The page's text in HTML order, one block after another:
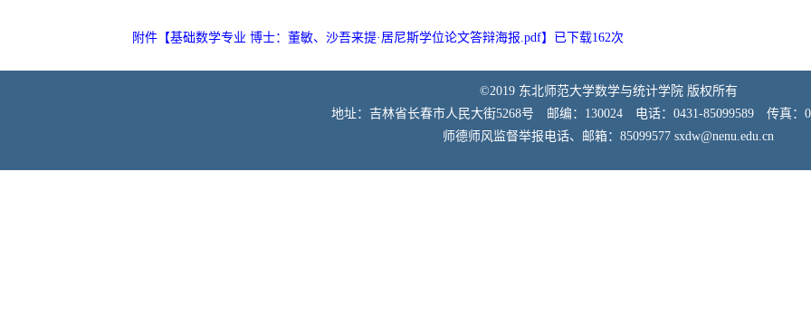
附件【基础数学专业 博士：董敏、沙吾来提·居尼斯学位论文答辩海报.pdf】已下载162次
©2019 东北师范大学数学与统计学院 版权所有
地址：吉林省长春市人民大街5268号 邮编：130024 电话：0431-85099589 传真：
师德师风监督举报电话、邮箱：85099577 sxdw@nenu.edu.cn